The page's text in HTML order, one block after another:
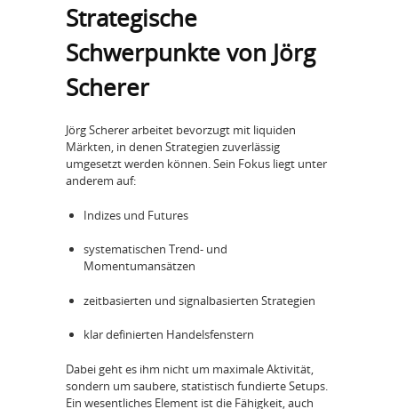
Strategische
Schwerpunkte von Jörg
Scherer
Jörg Scherer arbeitet bevorzugt mit liquiden
Märkten, in denen Strategien zuverlässig
umgesetzt werden können. Sein Fokus liegt unter
anderem auf:
Indizes und Futures
systematischen Trend- und
Momentumansätzen
zeitbasierten und signalbasierten Strategien
klar definierten Handelsfenstern
Dabei geht es ihm nicht um maximale Aktivität,
sondern um saubere, statistisch fundierte Setups.
Ein wesentliches Element ist die Fähigkeit, auch